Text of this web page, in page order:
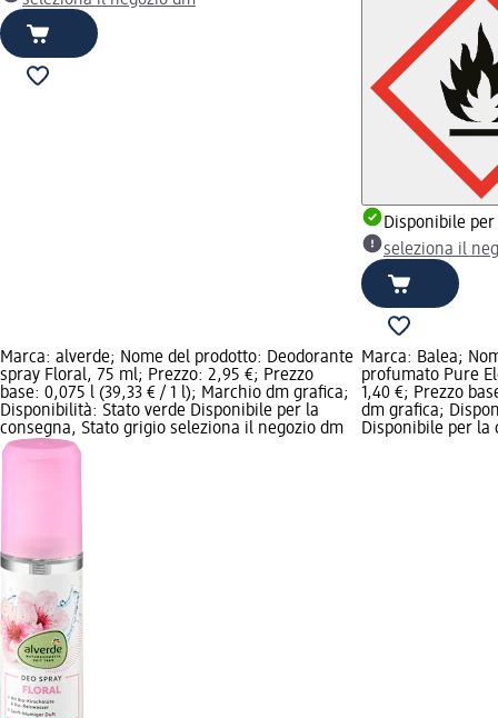
Disponibile
seleziona il
Marca: alverde; Nome del prodotto: Deodorante
spray Floral, 75 ml; Prezzo: 2,95 €; Prezzo
base: 0,075 l (39,33 € / 1 l); Marchio dm grafica;
Disponibilità: Stato verde Disponibile per la
consegna, Stato grigio seleziona il negozio dm
Marca: Balea;
profumato Pure
1,40 €; Prezzo
dm grafica;
Disponibile per la